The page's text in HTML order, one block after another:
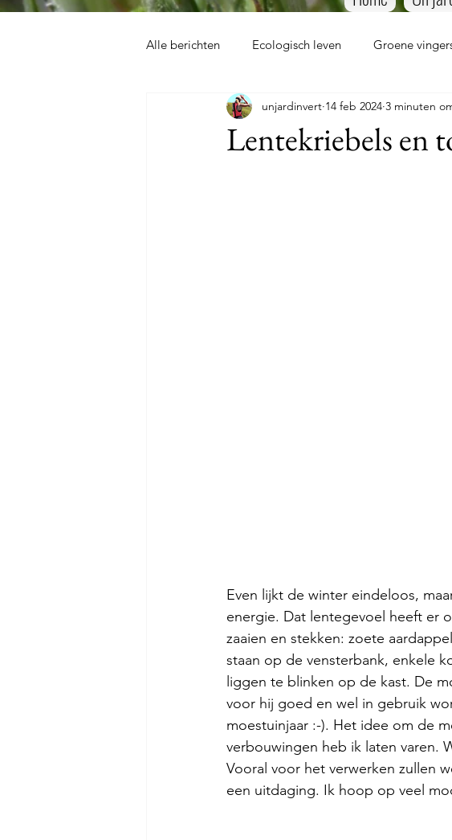
Alle berichten Ecologisch leven Groene
Lentekriebels en
unjardinvert 14 feb 2024 3 minuten
Even lijkt de winter eindeloos,
energie. Dat lentegevoel heeft er
zaaien en stekken: zoete
staan op de vensterbank, enkele
liggen te blinken op de kast. De
voor hij goed en wel in gebruik
moestuinjaar :-). Het idee om de
verbouwingen heb ik laten varen.
Vooral voor het verwerken zullen
een uitdaging. Ik hoop op veel